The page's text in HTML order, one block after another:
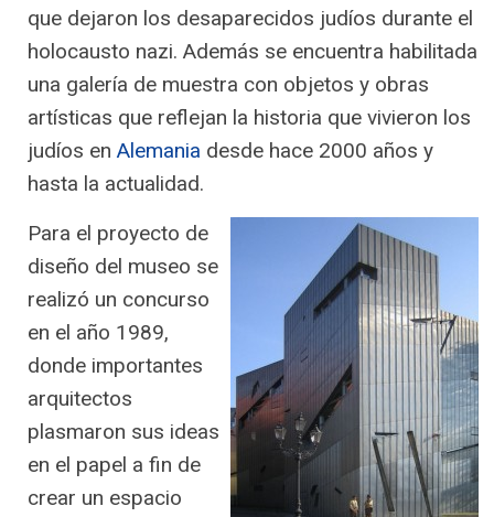
que dejaron los desaparecidos judíos durante el
holocausto nazi. Además se encuentra habilitada
una galería de muestra con objetos y obras
artísticas que reflejan la historia que vivieron los
judíos en Alemania desde hace 2000 años y
hasta la actualidad.
Para el proyecto de
diseño del museo se
realizó un concurso
en el año 1989,
donde importantes
arquitectos
plasmaron sus ideas
en el papel a fin de
crear un espacio